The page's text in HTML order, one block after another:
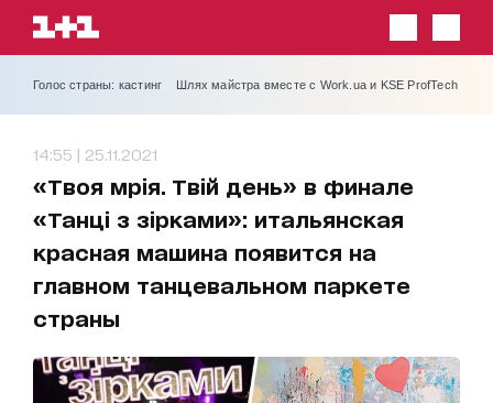
Голос страны: кастинг Шлях майстра вместе с Work.ua и KSE ProfTech
14:55 | 25.11.2021
«Твоя мрія. Твій день» в финале
«Танці з зірками»: итальянская
красная машина появится на
главном танцевальном паркете
страны